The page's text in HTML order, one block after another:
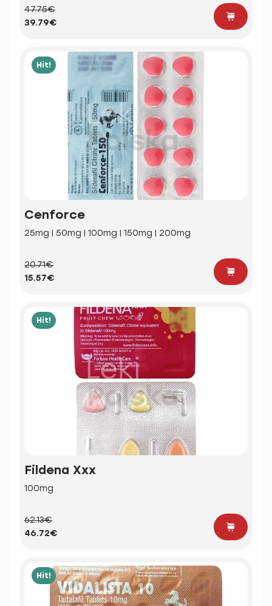
47.75€
39.79€
Hit!
Cenforce
25mg | 50mg | 100mg | 150mg | 200mg
20.71€
15.57€
Hit!
Fildena Xxx
100mg
62.13€
46.72€
Hit!